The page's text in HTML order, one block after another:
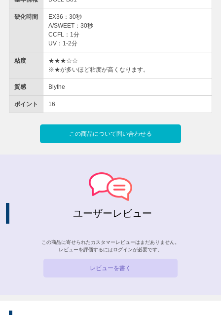
硬化時間
EX36：30秒
A/SWEET：30秒
CCFL：1分
UV：1-2分
粘度
★★★☆☆
※★が多いほど粘度が高くなります。
質感 Blythe
ポイント 16
この商品について問い合わせる
ユーザーレビュー
この商品に寄せられたカスタマーレビューはまだありません。
レビューを評価するには ログインが必要です。
レビューを書く